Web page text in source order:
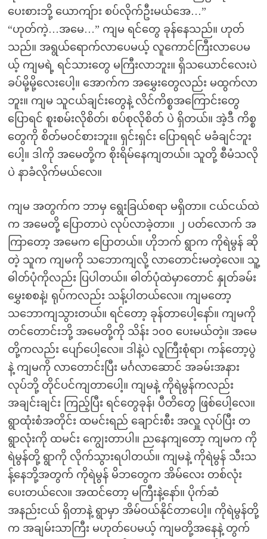
ပေးစားဘို့ ယောကျ်ား စပ်လိုက်ဦးမယ်အေ…”
“ဟုတ်ကဲ့…အမေ…” ကျမ ရင်တွေ ခုန်နေသည်။ ဟုတ်
သည်။ အရွယ်ရောက်လာပေမယ့် လူကောင်ကြီးလာပေမ
ယ့် ကျမရဲ့ ရင်သားတွေ မကြီးလာဘူး။ ရှိသယောင်လေးပဲ
ခပ်မို့မို့လေးပေါ့။ အောက်က အမွှေးတွေလည်း မထွက်လာ
ဘူး။ ကျမ သူငယ်ချင်းတွေနဲ့ လိင်ကိစ္စအကြောင်းတွေ
ပြောရင် စူးစမ်းလိုစိတ်၊ စပ်စုလိုစိတ် ပဲ ရှိတယ်။ အဲ့ဒီ ကိစ္စ
တွေကို စိတ်မဝင်စားဘူး။ ရှင်းရှင်း ပြောရရင် မခံချင်ဘူး
ပေါ့။ ဒါကို အမေတို့က စိုးရိမ်နေကျတယ်။ သူတို့ စီမံသလို
ပဲ နာခံလိုက်မယ်လေ။
ကျမ အတွက်က ဘာမှ ရွေးခြယ်စရာ မရှိတာ။ ငယ်ငယ်ထဲ
က အမေတို့ ပြောတာပဲ လုပ်လာခဲ့တာ။ ၂ ပတ်လောက် အ
ကြာတော့ အမေက ပြောတယ်။ ဟိုဘက် ရွာက ကိုရဲမွန် ဆို
တဲ့ သူက ကျမကို သဘောကျလို့ လာတောင်းမတဲ့လေ။ သူ့
ဓါတ်ပုံကိုလည်း ပြပါတယ်။ ဓါတ်ပုံထဲမှာတောင် နှုတ်ခမ်း
မွှေးစစနဲ့၊ ရုပ်ကလည်း သန့်ပါတယ်လေ။ ကျမတော့
သဘောကျသွားတယ်။ ရင်တော့ ခုန်တာပေါ့နော်။ ကျမကို
တင်တောင်းဘို့ အမေတို့ကို သိန်း ၁၀၀ ပေးမယ်တဲ့။ အမေ
တို့ကလည်း ပျော်ပေါ့လေ။ ဒါနဲ့ပဲ လူကြီးစုံရာ၊ ကန်တော့ပွဲ
နဲ့ ကျမကို လာတောင်းပြီး မင်္ဂလာဆောင် အခမ်းအနား
လုပ်ဘို့ တိုင်ပင်ကျတာပေါ့။ ကျမနဲ့ ကိုရဲမွန်ကလည်း
အချင်းချင်း ကြည့်ပြီး ရင်တွေခုန်၊ ပီတိတွေ ဖြစ်ပေါ့လေ။
ရွာထုံးစံအတိုင်း ထမင်းရည် ချောင်းစီး အလှူ လုပ်ပြီး တ
ရွာလုံးကို ထမင်း ကျွေးတာပါ။ ညနေကျတော့ ကျမက ကို
ရဲမွန်တို့ ရွာကို လိုက်သွားရပါတယ်။ ကျမနဲ့ ကိုရဲမွန် သီးသ
န့်နေဘို့အတွက် ကိုရဲမွန် မိဘတွေက အိမ်လေး တစ်လုံး
ပေးတယ်လေ။ အထင်တော့ မကြီးနဲ့နော်။ ပိုက်ဆံ
အနည်းငယ် ရှိတာနဲ့ ရွာမှာ အိမ်ဝယ်နိုင်တာပေါ့။ ကိုရဲမွန်တို့
က အချမ်းသာကြီး မဟုတ်ပေမယ့် ကျမတို့အနေနဲ့ တွက်